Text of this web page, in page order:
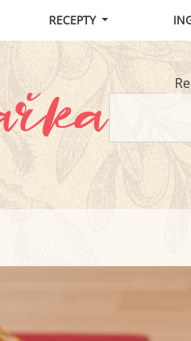
RECEPTY